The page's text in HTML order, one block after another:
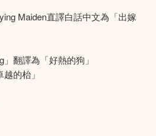
Maiden直譯白話中文為「出嫁
翻譯為「好熱的狗」
的枱」